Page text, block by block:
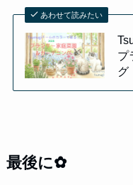
あわせて読みたい
プ
グ
最後に✿